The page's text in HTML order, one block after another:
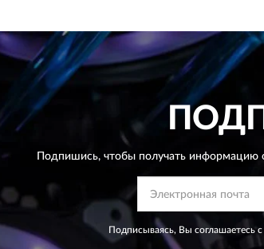
Подпишись, чтобы получать информацию
Подписываясь, Вы соглашаетесь с